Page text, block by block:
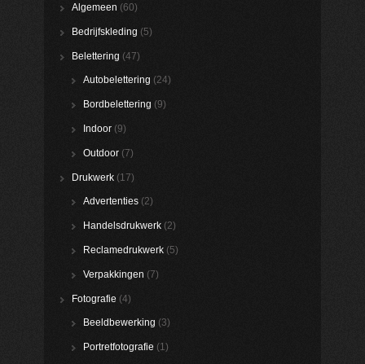
Algemeen (60)
Bedrijfskleding (5)
Belettering (47)
Autobelettering (24)
Bordbelettering (9)
Indoor (9)
Outdoor (7)
Drukwerk (17)
Advertenties (2)
Handelsdrukwerk (2)
Reclamedrukwerk (5)
Verpakkingen (7)
Fotografie (4)
Beeldbewerking (3)
Portretfotografie (1)